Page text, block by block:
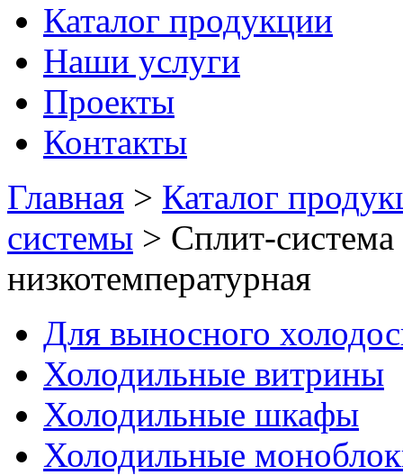
Каталог продукции
Наши услуги
Проекты
Контакты
Главная > Каталог
системы > Сплит-
низкотемпературная
Для выносного
Холодильные витрины
Холодильные шкафы
Холодильные